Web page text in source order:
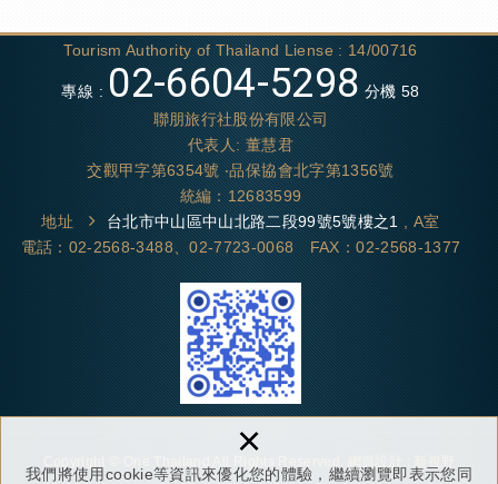
我們將使用cookie等資訊來優化您的體驗，繼續瀏覽即表示您同
×
Tourism Authority of Thailand Liense : 14/00716
專線 : 02-6604-5298 分機 58
聯朋旅行社股份有限公司
代表人: 董慧君
交觀甲字第6354號 ‧品保協會北字第1356號
統編：12683599
地址
台北市中山區中山北路二段99號5號樓之1
, A室
電話：02-2568-3488、02-7723-0068 FAX：02-2568-1377